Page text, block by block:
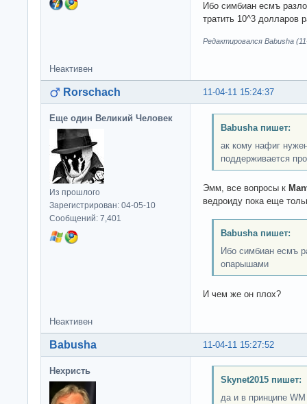
Ибо симбиан есмъ
тратить 10^3 долларов
Редактировался Babusha
Неактивен
11-04-11 15:24:37
Rorschach
Еще один Великий Человек
Из прошлого
Зарегистрирован: 04-05-10
Сообщений: 7,401
Babusha пишет:
ак кому нафиг
поддерживается
Эмм, все вопросы к
ведроиду пока еще
Babusha пишет:
Ибо симбиан есмъ
опарышами
И чем же он плох?
Неактивен
11-04-11 15:27:52
Babusha
Нехристь
Skynet2015 пишет:
да и в принципе